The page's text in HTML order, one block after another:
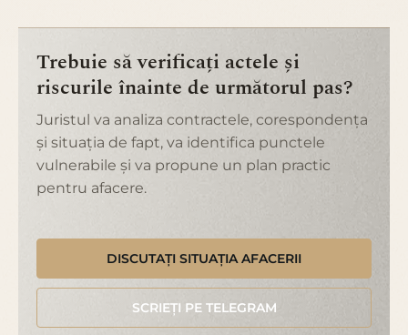
Trebuie să verificați actele și
riscurile înainte de următorul pas?
Juristul va analiza contractele, corespondența
și situația de fapt, va identifica punctele
vulnerabile și va propune un plan practic
pentru afacere.
DISCUTAȚI SITUAȚIA AFACERII
SCRIEȚI PE TELEGRAM